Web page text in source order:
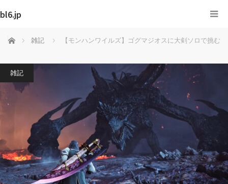
bl6.jp
ホーム 雑記 【モンハンワイルズ】ゴグマジオスに大剣ソロで挑む
雑記